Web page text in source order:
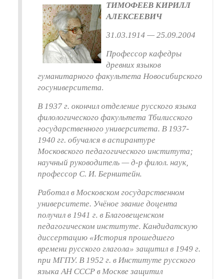
ТИМОФЕЕВ КИРИЛЛ
АЛЕКСЕЕВИЧ
31.03.1914 — 25.09.2004
Профессор кафедры
древних языков
гуманитарного факультета Новосибирского
госуниверситета.
В 1937 г. окончил отделение русского языка
филологического факультета Тбилисского
государственного университета. В 1937-
1940 гг. обучался в аспирантуре
Московского педагогического института;
научный руководитель — д-р филол. наук,
профессор С. И. Бернштейн.
Работал в Московском государственном
университете. Учёное звание доцента
получил в 1941 г. в Благовещенском
педагогическом институте. Кандидатскую
диссертацию «История прошедшего
времени русского глагола» защитил в 1949 г.
при МГПУ. В 1952 г. в Институте русского
языка АН СССР в Москве защитил